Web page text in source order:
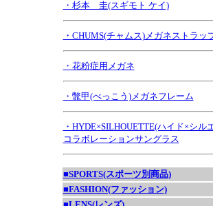
・杉本 圭(スギモト ケイ)
・CHUMS(チャムス)メガネストラッ
・花粉症用メガネ
・鼈甲(べっこう)メガネフレーム
・HYDE×SILHOUETTE(ハイド×シル
コラボレーションサングラス
■SPORTS(スポーツ別商品)
■FASHION(ファッション)